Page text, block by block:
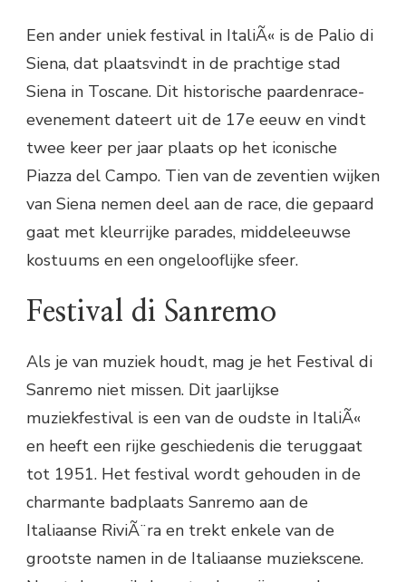
Een ander uniek festival in ItaliÃ« is de Palio di
Siena, dat plaatsvindt in de prachtige stad
Siena in Toscane. Dit historische paardenrace-
evenement dateert uit de 17e eeuw en vindt
twee keer per jaar plaats op het iconische
Piazza del Campo. Tien van de zeventien wijken
van Siena nemen deel aan de race, die gepaard
gaat met kleurrijke parades, middeleeuwse
kostuums en een ongelooflijke sfeer.
Festival di Sanremo
Als je van muziek houdt, mag je het Festival di
Sanremo niet missen. Dit jaarlijkse
muziekfestival is een van de oudste in ItaliÃ«
en heeft een rijke geschiedenis die teruggaat
tot 1951. Het festival wordt gehouden in de
charmante badplaats Sanremo aan de
Italiaanse RiviÃ¨ra en trekt enkele van de
grootste namen in de Italiaanse muziekscene.